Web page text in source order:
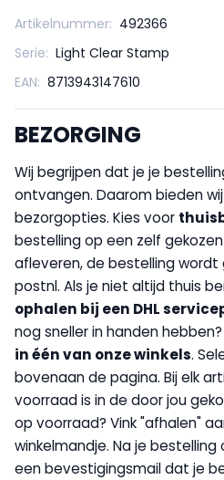
Artikelnummer: 492366
Serie: Light Clear Stamp
EAN: 8713943147610
BEZORGING
Wij begrijpen dat je je
ontvangen. Daarom bieden
bezorgopties. Kies voor
bestelling op een zelf
afleveren, de bestelling wordt
postnl. Als je niet altijd thuis
ophalen bij een DHL
nog sneller in handen
in één van onze winkels.
bovenaan de pagina. Bij elk
voorraad is in de door jou
op voorraad? Vink "afhalen"
winkelmandje. Na je
een bevestigingsmail dat je